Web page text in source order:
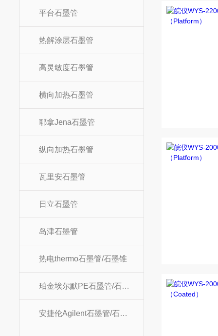
平台石墨管
热解涂层石墨管
高灵敏度石墨管
横向加热石墨管
耶拿Jena石墨管
纵向加热石墨管
瓦里安石墨管
日立石墨管
岛津石墨管
热电thermo石墨管/石墨锥
珀金埃尔默PE石墨管/石墨锥
安捷伦Agilent石墨管/石墨锥